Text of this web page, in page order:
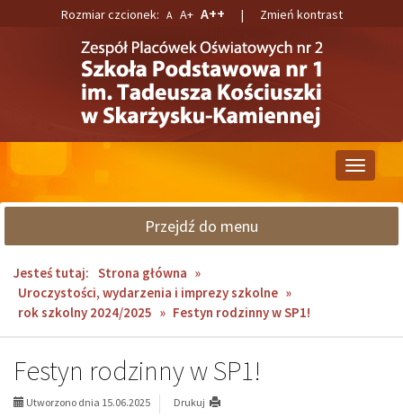
Rozmiar czcionek: A A+ A++ | Zmień kontrast
Przełącz
Przejdź do menu
Jesteś tutaj: Strona główna »
Uroczystości, wydarzenia i imprezy szkolne »
rok szkolny 2024/2025 » Festyn rodzinny w SP1!
Festyn rodzinny w SP1!
Utworzono dnia 15.06.2025 Drukuj